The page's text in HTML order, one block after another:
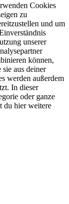
Cookies
zu
und um
unserer
können,
aus deiner
werden außerdem
In dieser
oder ganze
du hier weitere